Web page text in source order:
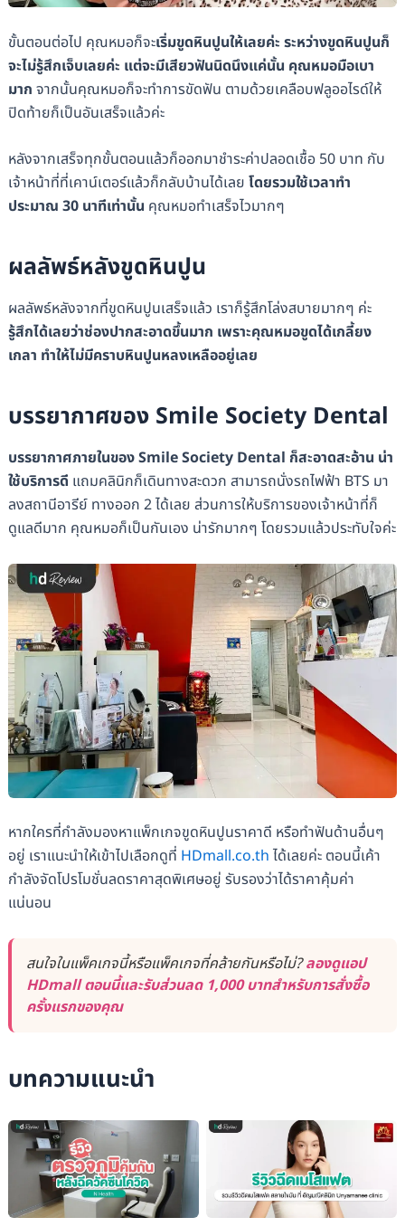
ขั้นตอนต่อไป คุณหมอก็จะเริ่มขูดหินปูนให้เลยค่ะ ระหว่างขูดหินปูนก็
จะไม่รู้สึกเจ็บเลยค่ะ แต่จะมีเสียวฟันนิดนึงแค่นั้น คุณหมอมือเบา
มาก จากนั้นคุณหมอก็จะทำการขัดฟัน ตามด้วยเคลือบฟลูออไรด์ให้
ปิดท้ายก็เป็นอันเสร็จแล้วค่ะ
หลังจากเสร็จทุกขั้นตอนแล้วก็ออกมาชำระค่าปลอดเชื้อ 50 บาท กับ
เจ้าหน้าที่ที่เคาน์เตอร์แล้วก็กลับบ้านได้เลย โดยรวมใช้เวลาทำ
ประมาณ 30 นาทีเท่านั้น คุณหมอทำเสร็จไวมากๆ
ผลลัพธ์หลังขูดหินปูน
ผลลัพธ์หลังจากที่ขูดหินปูนเสร็จแล้ว เราก็รู้สึกโล่งสบายมากๆ ค่ะ
รู้สึกได้เลยว่าช่องปากสะอาดขึ้นมาก เพราะคุณหมอขูดได้เกลี้ยง
เกลา ทำให้ไม่มีคราบหินปูนหลงเหลืออยู่เลย
บรรยากาศของ Smile Society Dental
บรรยากาศภายในของ Smile Society Dental ก็สะอาดสะอ้าน น่า
ใช้บริการดี แถมคลินิกก็เดินทางสะดวก สามารถนั่งรถไฟฟ้า BTS มา
ลงสถานีอารีย์ ทางออก 2 ได้เลย ส่วนการให้บริการของเจ้าหน้าที่ก็
ดูแลดีมาก คุณหมอก็เป็นกันเอง น่ารักมากๆ โดยรวมแล้วประทับใจค่ะ
หากใครที่กำลังมองหาแพ็กเกจขูดหินปูนราคาดี หรือทำฟันด้านอื่นๆ
อยู่ เราแนะนำให้เข้าไปเลือกดูที่ HDmall.co.th ได้เลยค่ะ ตอนนี้เค้า
กำลังจัดโปรโมชั่นลดราคาสุดพิเศษอยู่ รับรองว่าได้ราคาคุ้มค่า
แน่นอน
สนใจในแพ็คเกจนี้หรือแพ็คเกจที่คล้ายกันหรือไม่?ลองดูแอป
HDmall ตอนนี้และรับส่วนลด 1,000 บาทสำหรับการสั่งซื้อ
ครั้งแรกของคุณ
บทความแนะนำ